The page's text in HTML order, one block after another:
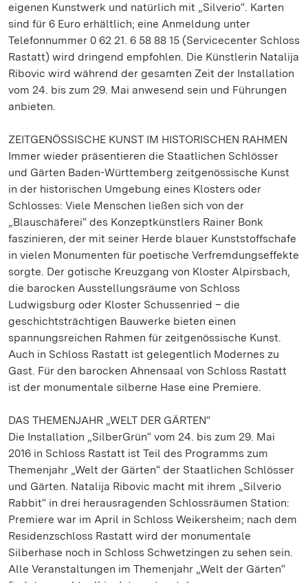
eigenen Kunstwerk und natürlich mit „Silverio“. Karten
sind für 6 Euro erhältlich; eine Anmeldung unter
Telefonnummer 0 62 21. 6 58 88 15 (Servicecenter Schloss
Rastatt) wird dringend empfohlen. Die Künstlerin Natalija
Ribovic wird während der gesamten Zeit der Installation
vom 24. bis zum 29. Mai anwesend sein und Führungen
anbieten.
ZEITGENÖSSISCHE KUNST IM HISTORISCHEN RAHMEN
Immer wieder präsentieren die Staatlichen Schlösser
und Gärten Baden-Württemberg zeitgenössische Kunst
in der historischen Umgebung eines Klosters oder
Schlosses: Viele Menschen ließen sich von der
„Blauschäferei“ des Konzeptkünstlers Rainer Bonk
faszinieren, der mit seiner Herde blauer Kunststoffschafe
in vielen Monumenten für poetische Verfremdungseffekte
sorgte. Der gotische Kreuzgang von Kloster Alpirsbach,
die barocken Ausstellungsräume von Schloss
Ludwigsburg oder Kloster Schussenried – die
geschichtsträchtigen Bauwerke bieten einen
spannungsreichen Rahmen für zeitgenössische Kunst.
Auch in Schloss Rastatt ist gelegentlich Modernes zu
Gast. Für den barocken Ahnensaal von Schloss Rastatt
ist der monumentale silberne Hase eine Premiere.
DAS THEMENJAHR „WELT DER GÄRTEN“
Die Installation „SilberGrün“ vom 24. bis zum 29. Mai
2016 in Schloss Rastatt ist Teil des Programms zum
Themenjahr „Welt der Gärten“ der Staatlichen Schlösser
und Gärten. Natalija Ribovic macht mit ihrem „Silverio
Rabbit“ in drei herausragenden Schlossräumen Station:
Premiere war im April in Schloss Weikersheim; nach dem
Residenzschloss Rastatt wird der monumentale
Silberhase noch in Schloss Schwetzingen zu sehen sein.
Alle Veranstaltungen im Themenjahr „Welt der Gärten“